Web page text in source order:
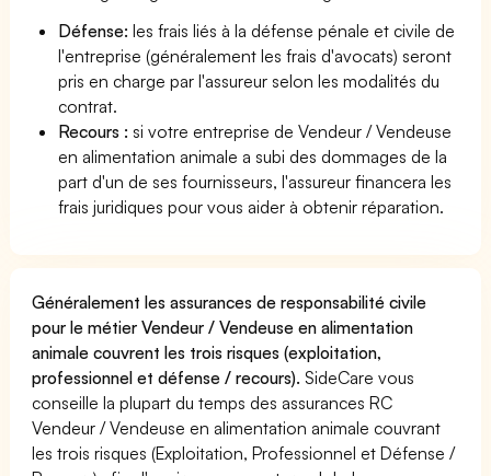
Défense: les frais liés à la défense pénale et civile de
l'entreprise (généralement les frais d'avocats) seront
pris en charge par l'assureur selon les modalités du
contrat.
Recours : si votre entreprise de Vendeur / Vendeuse
en alimentation animale a subi des dommages de la
part d'un de ses fournisseurs, l'assureur financera les
frais juridiques pour vous aider à obtenir réparation.
Généralement les assurances de responsabilité civile
pour le métier Vendeur / Vendeuse en alimentation
animale couvrent les trois risques (exploitation,
professionnel et défense / recours). SideCare vous
conseille la plupart du temps des assurances RC
Vendeur / Vendeuse en alimentation animale couvrant
les trois risques (Exploitation, Professionnel et Défense /